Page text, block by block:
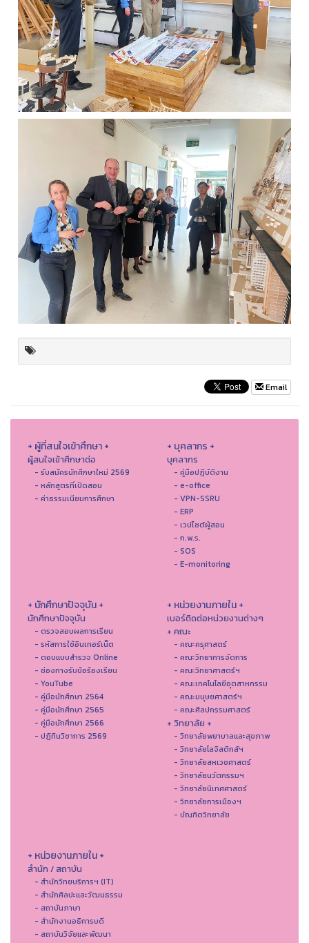
Email
+ ผู้ที่สนใจเข้าศึกษา +
ผู้สนใจเข้าศึกษาต่อ
- รับสมัครนักศึกษาใหม่ 2569
- หลักสูตรที่เปิดสอน
- ค่าธรรมเนียมการศึกษา
+ บุคลากร +
บุคลากร
- คู่มือปฏิบัติงาน
- e-office
- VPN-SSRU
- ERP
- เวปไซต์ผู้สอน
- ก.พ.ร.
- SOS
- E-monitoring
+ นักศึกษาปัจจุบัน +
นักศึกษาปัจจุบัน
- ตรวจสอบผลการเรียน
- รหัสการใช้อินเทอร์เน็ต
- ตอบแบบสำรวจ Online
- ช่องทางรับข้อร้องเรียน
- YouTube
- คู่มือนักศึกษา 2564
- คู่มือนักศึกษา 2565
- คู่มือนักศึกษา 2566
- ปฏิทินวิชาการ 2569
+ หน่วยงานภายใน +
เบอร์ติดต่อหน่วยงานต่างๆ
+ คณะ
- คณะครุศาสตร์
- คณะวิทยาการจัดการ
- คณะวิทยาศาสตร์ฯ
- คณะเทคโนโลยีอุตสาหกรรม
- คณะมนุษยศาสตร์ฯ
- คณะศิลปกรรมศาสตร์
+ วิทยาลัย +
- วิทยาลัยพยาบาลและสุขภาพ
- วิทยาลัยโลจิสติกส์ฯ
- วิทยาลัยสหเวชศาสตร์
- วิทยาลัยนวัตกรรมฯ
- วิทยาลัยนิเทศศาสตร์
- วิทยาลัยการเมืองฯ
- บัณฑิตวิทยาลัย
+ หน่วยงานภายใน +
สำนัก / สถาบัน
- สำนักวิทยบริการฯ (IT)
- สํานักศิลปะและวัฒนธรรม
- สถาบันภาษา
- สำนักงานอธิการบดี
- สถาบันวิจัยและพัฒนา